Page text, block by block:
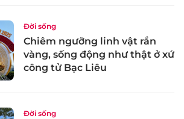
Đời sống
Chiêm ngưỡng linh vật rắn
vàng, sống động như thật ở xứ
công tử Bạc Liêu
Đời sống